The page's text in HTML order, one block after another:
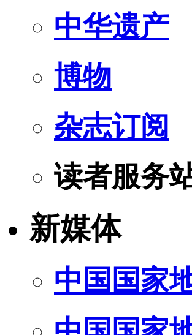
中华遗产
博物
杂志订阅
读者服务
新媒体
中国国家